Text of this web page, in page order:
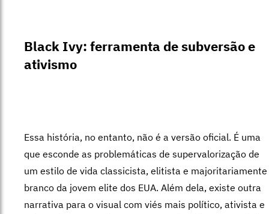
Black Ivy: ferramenta de subversão e
ativismo
Essa história, no entanto, não é a versão oficial. É uma
que esconde as problemáticas de supervalorização de
um estilo de vida classicista, elitista e majoritariamente
branco da jovem elite dos EUA. Além dela, existe outra
narrativa para o visual com viés mais político, ativista e